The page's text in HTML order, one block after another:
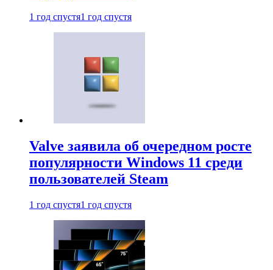
1 год спустя1 год спустя
Valve заявила об очередном росте
популярности Windows 11 среди
пользователей Steam
1 год спустя1 год спустя